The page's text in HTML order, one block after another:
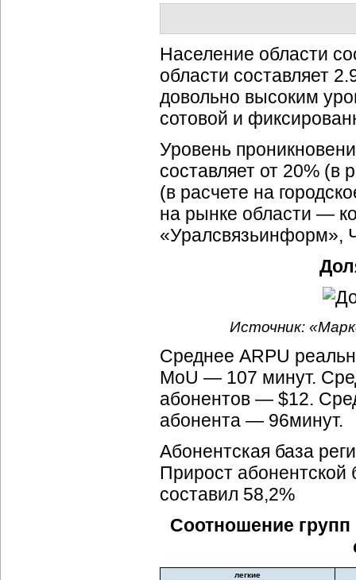
Население области
области составляет
довольно высоким
сотовой и
Уровень
составляет от 20% (в
(в расчете на
на рынке области —
«Уралсвязьинформ»,
Источник:
Среднее ARPU
MoU — 107 минут.
абонентов — $12.
абонента — 96минут.
Абонентская база
Прирост абонентской
составил 58,2%
Соотношение
легкие